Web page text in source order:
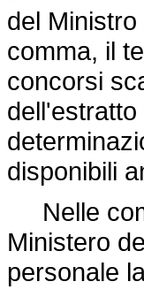
del
comma, il
concorsi
disponibili
Nelle
Ministero
personale